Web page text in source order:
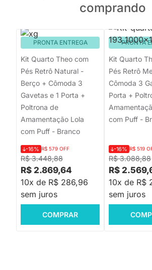
comprando
PRONTA ENTREGA
Kit Quarto Theo com
Pés Retrô Natural -
Berço + Cômoda 3
Gavetas e 1 Porta +
Poltrona de
Amamentação Lola
com Puff - Branco
R$ 3.448,88
-16% R$ 579 OFF
R$ 2.869,64
10x de R$ 286,96
sem juros
COMPRAR
PRONTA
Kit Quarto
Pés Retrô
Cômoda 3
Porta +
com Puff -
R$ 3.088,88
-16% R$ 519
R$
10x de R$
sem juros